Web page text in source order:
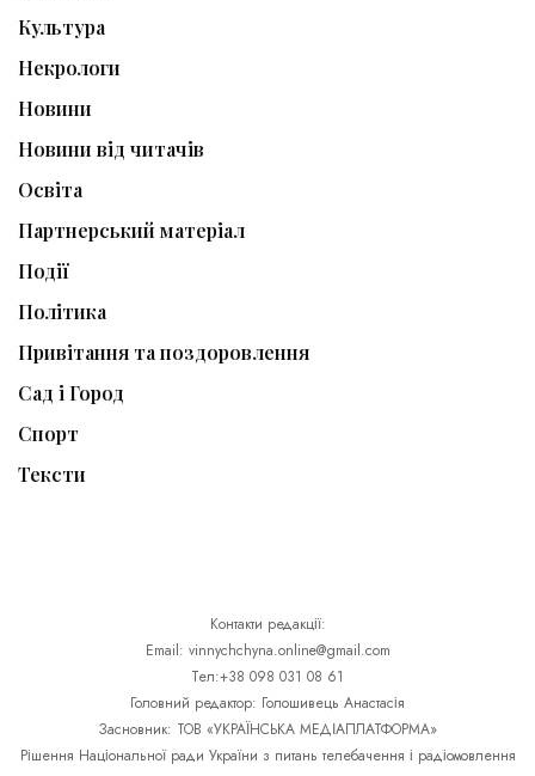
Культура
Некрологи
Новини
Новини від читачів
Освіта
Партнерський матеріал
Події
Політика
Привітання та поздоровлення
Сад і Город
Спорт
Тексти
Контакти редакції:
Email: vinnychchyna.online@gmail.com
Тел:+38 098 031 08 61
Головний редактор: Голошивець Анастасія
Засновник: ТОВ «УКРАЇНСЬКА МЕДІАПЛАТФОРМА»
Рішення Національної ради України з питань телебачення і радіомовлення